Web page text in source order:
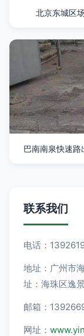
北京东城区
巴南南泉快速
联系我们
电话：
地址：广州市
址：海珠区逸
邮箱：
网址：